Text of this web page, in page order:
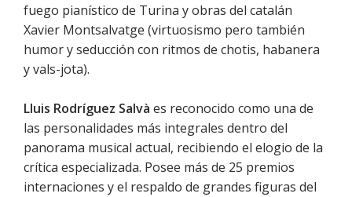
fuego pianístico de Turina y obras del catalán
Xavier Montsalvatge (virtuosismo pero también
humor y seducción con ritmos de chotis, habanera
y vals-jota).
Lluis Rodríguez Salvà es reconocido como una de
las personalidades más integrales dentro del
panorama musical actual, recibiendo el elogio de la
crítica especializada. Posee más de 25 premios
internaciones y el respaldo de grandes figuras del